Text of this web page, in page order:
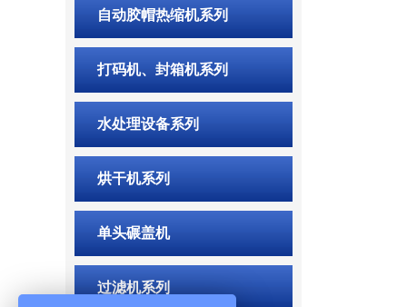
自动胶帽热缩机系列
打码机、封箱机系列
水处理设备系列
烘干机系列
单头碾盖机
过滤机系列